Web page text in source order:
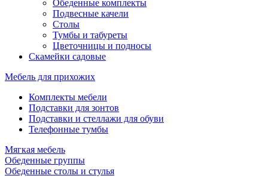
Обеденные комплекты
Подвесные качели
Столы
Тумбы и табуреты
Цветочницы и подносы
Скамейки садовые
Мебель для прихожих
Комплекты мебели
Подставки для зонтов
Подставки и стеллажи для обуви
Телефонные тумбы
Мягкая мебель
Обеденные группы
Обеденные столы и стулья